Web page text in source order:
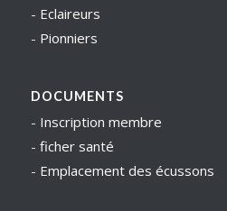
- Eclaireurs
- Pionniers
DOCUMENTS
- Inscription membre
- ficher santé
- Emplacement des écussons